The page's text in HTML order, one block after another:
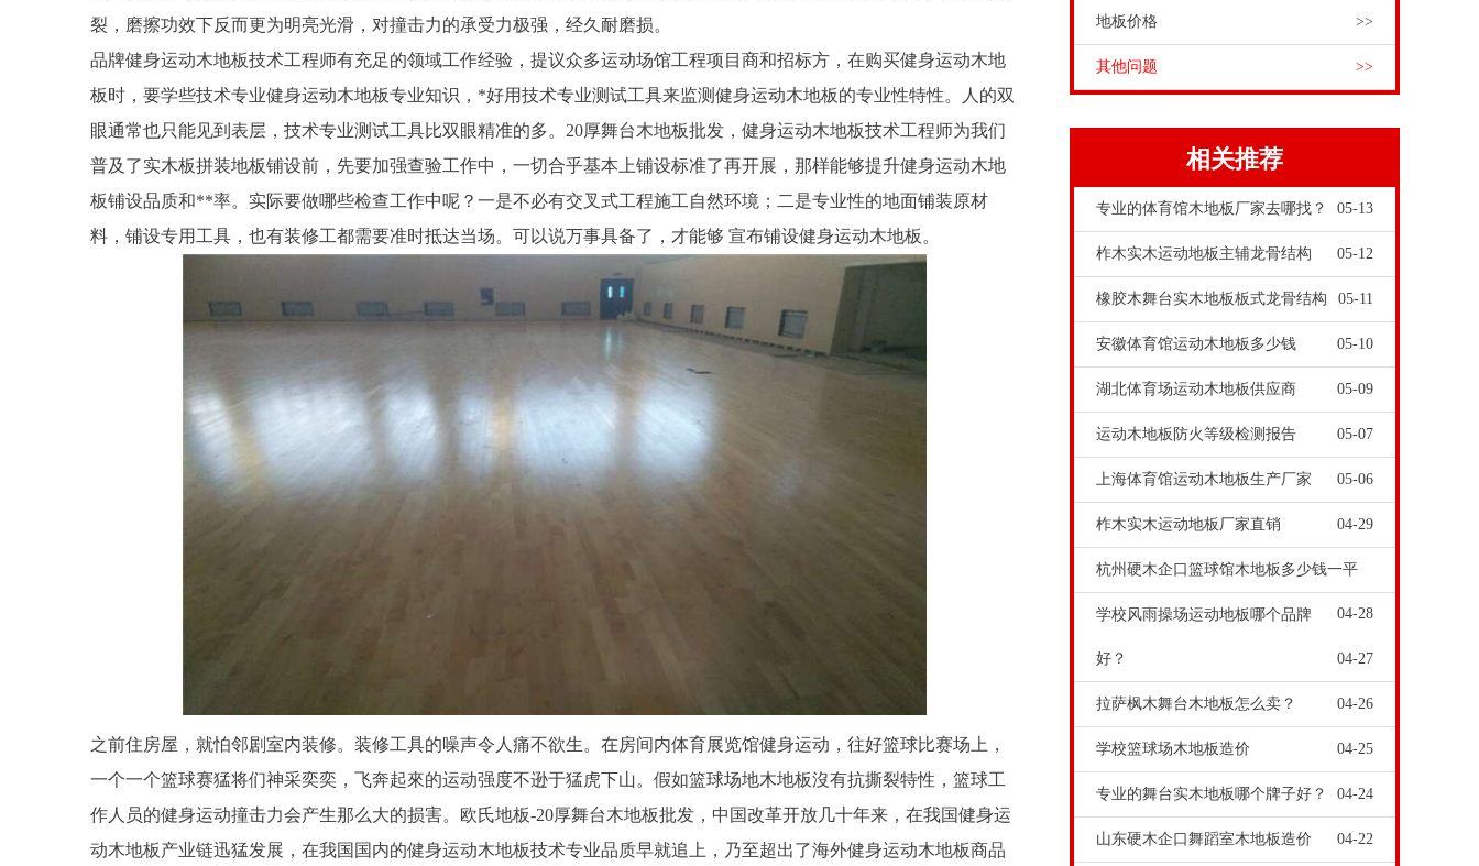
裂，磨擦功效下反而更为明亮光滑，对撞击力的承受力极强，经久耐磨损。
品牌健身运动木地板技术工程师有充足的领域工作经验，提议众多运动场馆工程项目商和招标方，在购买健身运动木地
板时，要学些技术专业健身运动木地板专业知识，*好用技术专业测试工具来监测健身运动木地板的专业性特性。人的双
眼通常也只能见到表层，技术专业测试工具比双眼精准的多。20厚舞台木地板批发，健身运动木地板技术工程师为我们
普及了实木板拼装地板铺设前，先要加强查验工作中，一切合乎基本上铺设标准了再开展，那样能够提升健身运动木地
板铺设品质和**率。实际要做哪些检查工作中呢？一是不必有交叉式工程施工自然环境；二是专业性的地面铺装原材
料，铺设专用工具，也有装修工都需要准时抵达当场。可以说万事具备了，才能够 宣布铺设健身运动木地板。
之前住房屋，就怕邻剧室内装修。装修工具的噪声令人痛不欲生。在房间内体育展览馆健身运动，往好篮球比赛场上，
一个一个篮球赛猛将们神采奕奕，飞奔起來的运动强度不逊于猛虎下山。假如篮球场地木地板沒有抗撕裂特性，篮球工
作人员的健身运动撞击力会产生那么大的损害。欧氏地板-20厚舞台木地板批发，中国改革开放几十年来，在我国健身运
动木地板产业链迅猛发展，在我国国内的健身运动木地板技术专业品质早就追上，乃至超出了海外健身运动木地板商品
地板价格 >>
其他问题 >>
相关推荐
专业的体育馆木地板厂家去哪找？ 05-13
柞木实木运动地板主辅龙骨结构 05-12
橡胶木舞台实木地板板式龙骨结构 05-11
安徽体育馆运动木地板多少钱 05-10
湖北体育场运动木地板供应商 05-09
运动木地板防火等级检测报告 05-07
上海体育馆运动木地板生产厂家 05-06
柞木实木运动地板厂家直销 04-29
杭州硬木企口篮球馆木地板多少钱一平
04-28
学校风雨操场运动地板哪个品牌
好？ 04-27
拉萨枫木舞台木地板怎么卖？ 04-26
学校篮球场木地板造价 04-25
专业的舞台实木地板哪个牌子好？ 04-24
山东硬木企口舞蹈室木地板造价 04-22